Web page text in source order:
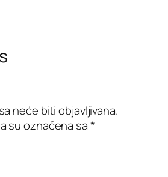
neće biti objavljivana.
su označena sa*